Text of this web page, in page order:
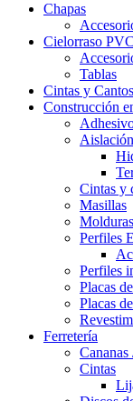
Chapas
Cielorraso PVC
Tablas
Cintas y Cantos
Construcción
Aislación
Cintas y
Masillas
Perfiles
Perfiles
Placas
Placas
Ferretería
Cintas